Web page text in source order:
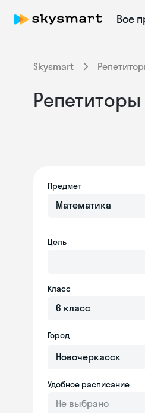
Все
Skysmart
Предмет
Математика
Цель
Класс
6 класс
Город
Удобное расписание
Не выбрано